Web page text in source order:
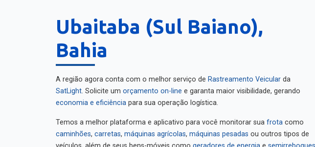
Ubaitaba (Sul Baiano),
Bahia
A região agora conta com o melhor serviço de Rastreamento Veicular da
SatLight . Solicite um orçamento on-line e garanta maior visibilidade, gerando
economia e eficiência para sua operação logística.
Temos a melhor plataforma e aplicativo para você monitorar sua frota como
caminhões carretas máquinas agrícolas máquinas pesadas ou outros tipos de
veículos, além de seus bens-móveis como geradores de energia e semirreboques